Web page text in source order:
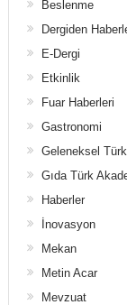
Beslenme
Dergiden
E-Dergi
Etkinlik
Fuar Haberleri
Gastronomi
Geleneksel Türk
Gıda Türk
Haberler
İnovasyon
Mekan
Metin Acar
Mevzuat